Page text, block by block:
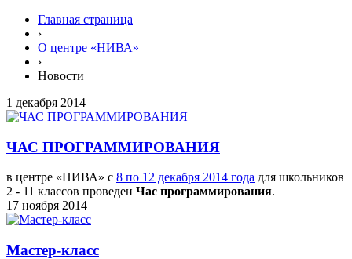
Главная страница
›
О центре «НИВА»
›
Новости
1 декабря 2014
ЧАС ПРОГРАММИРОВАНИЯ
в центре «НИВА» с 8 по 12 декабря 2014 года для школьников
2 - 11 классов проведен Час программирования.
17 ноября 2014
Мастер-класс